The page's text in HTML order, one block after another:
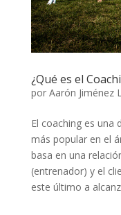
¿Qué es el
por Aarón Jiménez
El coaching es una
más popular en el
basa en una
(entrenador) y el
este último a